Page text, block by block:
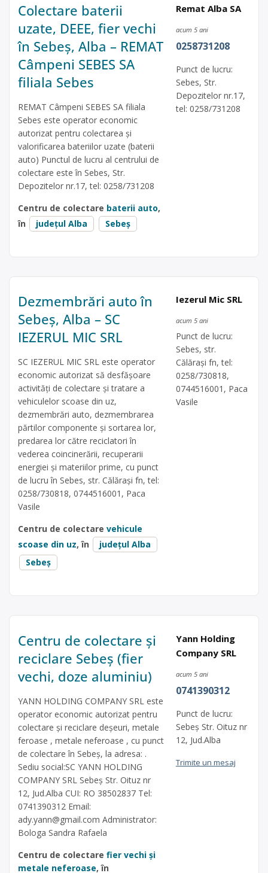
Colectare baterii
uzate, DEEE, fier vechi
în Sebeș, Alba – REMAT
Câmpeni SEBES SA
filiala Sebes
REMAT Câmpeni SEBES SA filiala
Sebes este operator economic
autorizat pentru colectarea și
valorificarea bateriilor uzate (baterii
auto) Punctul de lucru al centrului de
colectare este în Sebes, Str.
Depozitelor nr.17, tel: 0258/731208
Centru de colectare baterii auto,
în
județul Alba Sebeș
Remat Alba SA
acum 5 ani
0258731208
Punct de lucru:
Sebes, Str.
Depozitelor nr.17,
tel: 0258/731208
Dezmembrări auto în
Sebeș, Alba – SC
IEZERUL MIC SRL
SC IEZERUL MIC SRL este operator
economic autorizat să desfăşoare
activităţi de colectare şi tratare a
vehiculelor scoase din uz,
dezmembrări auto, dezmembrarea
părtilor componente și sortarea lor,
predarea lor către reciclatori în
vederea coincinerării, recuperarii
energiei și materiilor prime, cu punct
de lucru în Sebes, str. Călărași fn, tel:
0258/730818, 0744516001, Paca
Vasile
Centru de colectare vehicule
scoase din uz, în
județul Alba
Sebeș
Iezerul Mic SRL
acum 5 ani
Punct de lucru:
Sebes, str.
Călărași fn, tel:
0258/730818,
0744516001, Paca
Vasile
Centru de colectare și
reciclare Sebeș (fier
vechi, doze aluminiu)
YANN HOLDING COMPANY SRL este
operator economic autorizat pentru
colectare și reciclare deșeuri, metale
feroase , metale neferoase , cu punct
de colectare în Sebeș, la adresa: .
Sediu social:SC YANN HOLDING
COMPANY SRL Sebeș Str. Oituz nr
12, Jud.Alba CUI: RO 38502837 Tel:
0741390312 Email:
ady.yann@gmail.com Administrator:
Bologa Sandra Rafaela
Centru de colectare fier vechi și
metale neferoase, în
Yann Holding
Company SRL
acum 5 ani
0741390312
Punct de lucru:
Sebeș Str. Oituz nr
12, Jud.Alba
Trimite un mesaj